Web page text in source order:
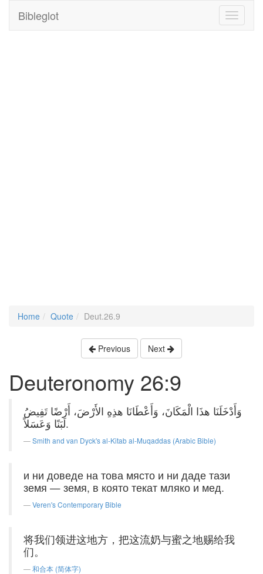
Toggle
Bibleglot
Home Quote Deut.26.9
Previous Next
Deuteronomy 26:9
وَأَدْخَلَنَا هذَا الْمَكَانَ، وَأَعْطَانَا هذِهِ الأَرْضَ، أَرْضًا تَفِيضُ
لَبَنًا وَعَسَلاً.
Smith and van Dyck's al-Kitab al-Muqaddas (Arabic Bible)
и ни доведе на това място и ни даде тази
земя — земя, в която текат мляко и мед.
Veren's Contemporary Bible
将我们领进这地方，把这流奶与蜜之地赐给我
们。
和合本 (简体字)